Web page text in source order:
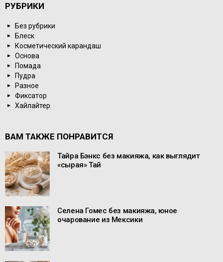
РУБРИКИ
Без рубрики
Блеск
Косметический карандаш
Основа
Помада
Пудра
Разное
Фиксатор
Хайлайтер
ВАМ ТАКЖЕ ПОНРАВИТСЯ
Тайра Бэнкс без макияжа, как выглядит
«сырая» Тай
Селена Гомес без макияжа, юное
очарование из Мексики